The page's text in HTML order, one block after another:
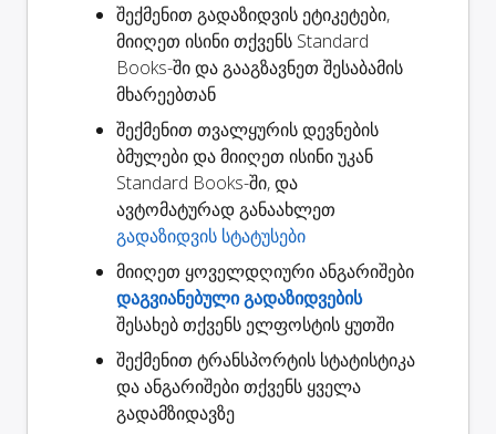
შექმენით გადაზიდვის ეტიკეტები,
მიიღეთ ისინი თქვენს Standard
Books-ში და გააგზავნეთ შესაბამის
მხარეებთან
შექმენით თვალყურის დევნების
ბმულებიდა მიიღეთ ისინი უკან
Standard Books-ში, და
ავტომატურად განაახლეთ
გადაზიდვის სტატუსები
მიიღეთ ყოველდღიური ანგარიშები
დაგვიანებული გადაზიდვების
შესახებ თქვენს ელფოსტის ყუთში
შექმენით ტრანსპორტის სტატისტიკა
და ანგარიშები თქვენს ყველა
გადამზიდავზე